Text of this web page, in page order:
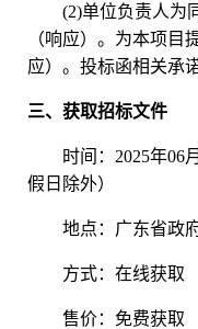
(2)单位负责人为
（响应）。为本项
应）。投标函相关承
三、获取招标文件
时间： 2025年06月
假日除外）
地点：广东省政
方式：在线获取
售价：免费获取